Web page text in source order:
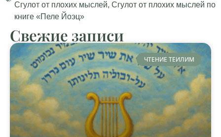
Сгулот от плохих мыслей, Сгулот от плохих мыслей по
книге «Пеле Йоэц»
Свежие записи
ЧТЕНИЕ ТЕИЛИМ